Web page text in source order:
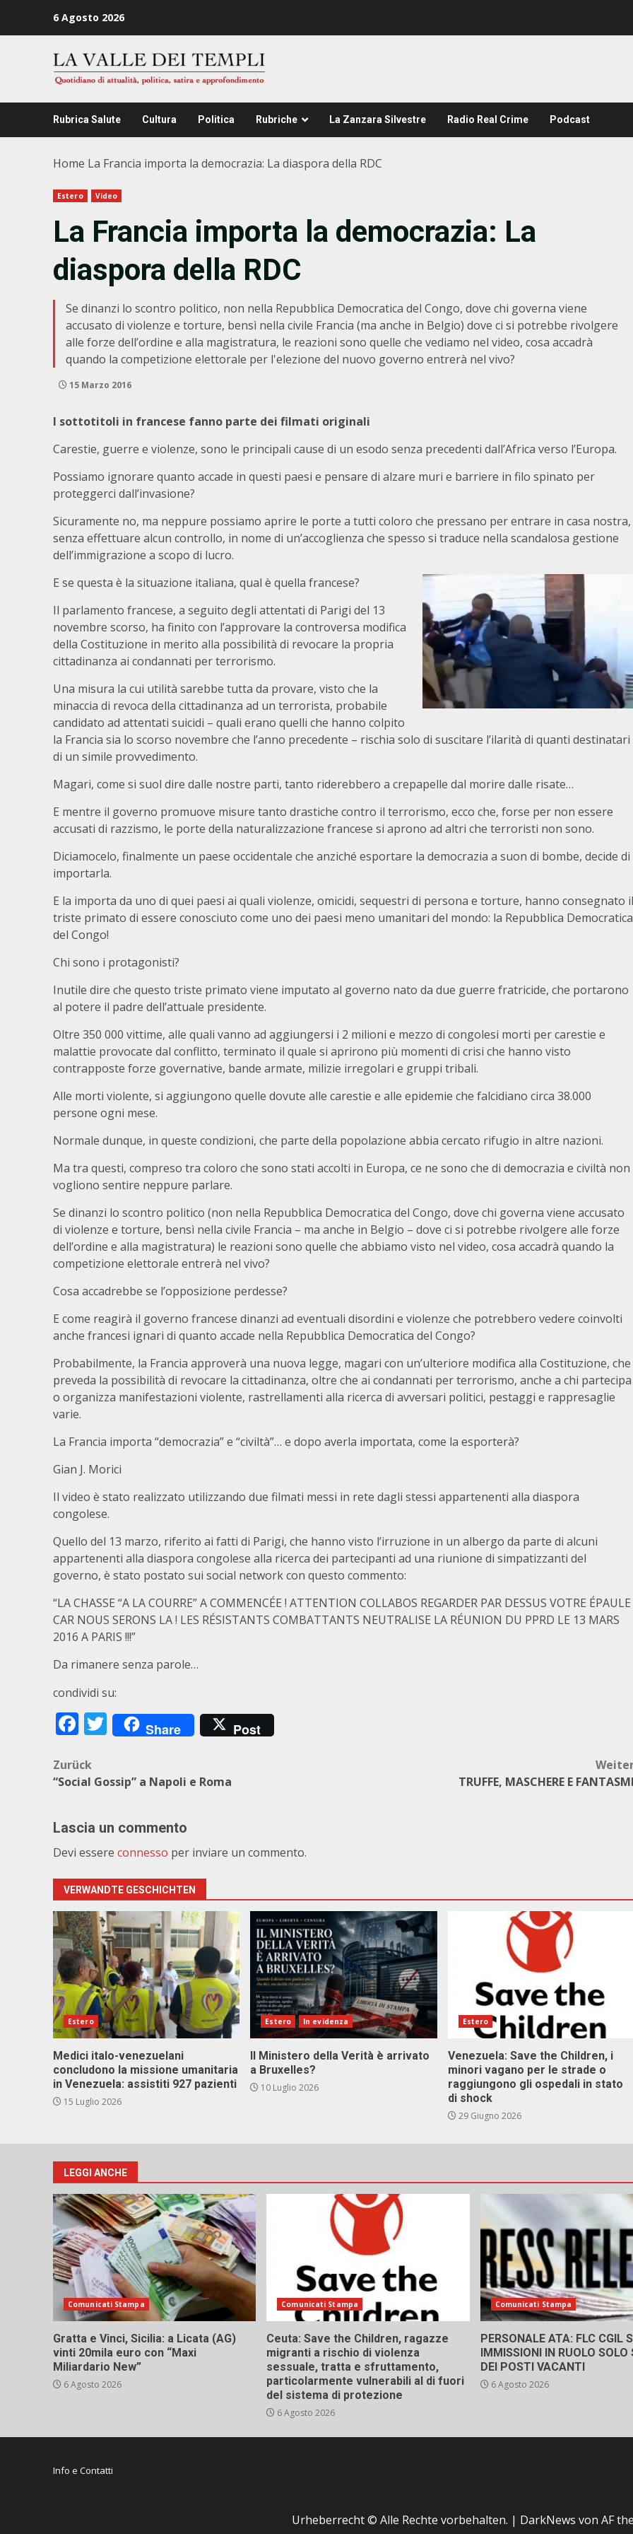
6 Agosto 2026
Rubrica Salute Cultura Politica Rubriche La Zanzara Silvestre Radio Real Crime Podcast
Home La Francia importa la democrazia: La diaspora della RDC
Estero Video
La Francia importa la democrazia: La
diaspora della RDC
Se dinanzi lo scontro politico, non nella Repubblica Democratica del Congo, dove chi governa viene
accusato di violenze e torture, bensì nella civile Francia (ma anche in Belgio) dove ci si potrebbe rivolgere
alle forze dell’ordine e alla magistratura, le reazioni sono quelle che vediamo nel video, cosa accadrà
quando la competizione elettorale per l'elezione del nuovo governo entrerà nel vivo?
15 Marzo 2016
I sottotitoli in francese fanno parte dei filmati originali
Carestie, guerre e violenze, sono le principali cause di un esodo senza precedenti dall’Africa verso l’Europa.
Possiamo ignorare quanto accade in questi paesi e pensare di alzare muri e barriere in filo spinato per
proteggerci dall’invasione?
Sicuramente no, ma neppure possiamo aprire le porte a tutti coloro che pressano per entrare in casa nostra,
senza effettuare alcun controllo, in nome di un’accoglienza che spesso si traduce nella scandalosa gestione
dell’immigrazione a scopo di lucro.
E se questa è la situazione italiana, qual è quella francese?
Il parlamento francese, a seguito degli attentati di Parigi del 13
novembre scorso, ha finito con l’approvare la controversa modifica
della Costituzione in merito alla possibilità di revocare la propria
cittadinanza ai condannati per terrorismo.
Una misura la cui utilità sarebbe tutta da provare, visto che la
minaccia di revoca della cittadinanza ad un terrorista, probabile
candidato ad attentati suicidi – quali erano quelli che hanno colpito
la Francia sia lo scorso novembre che l’anno precedente – rischia solo di suscitare l’ilarità di quanti destinatari
di un simile provvedimento.
Magari, come si suol dire dalle nostre parti, tanto riderebbero a crepapelle dal morire dalle risate…
E mentre il governo promuove misure tanto drastiche contro il terrorismo, ecco che, forse per non essere
accusati di razzismo, le porte della naturalizzazione francese si aprono ad altri che terroristi non sono.
Diciamocelo, finalmente un paese occidentale che anziché esportare la democrazia a suon di bombe, decide di
importarla.
E la importa da uno di quei paesi ai quali violenze, omicidi, sequestri di persona e torture, hanno consegnato il
triste primato di essere conosciuto come uno dei paesi meno umanitari del mondo: la Repubblica Democratica
del Congo!
Chi sono i protagonisti?
Inutile dire che questo triste primato viene imputato al governo nato da due guerre fratricide, che portarono
al potere il padre dell’attuale presidente.
Oltre 350 000 vittime, alle quali vanno ad aggiungersi i 2 milioni e mezzo di congolesi morti per carestie e
malattie provocate dal conflitto, terminato il quale si aprirono più momenti di crisi che hanno visto
contrapposte forze governative, bande armate, milizie irregolari e gruppi tribali.
Alle morti violente, si aggiungono quelle dovute alle carestie e alle epidemie che falcidiano circa 38.000
persone ogni mese.
Normale dunque, in queste condizioni, che parte della popolazione abbia cercato rifugio in altre nazioni.
Ma tra questi, compreso tra coloro che sono stati accolti in Europa, ce ne sono che di democrazia e civiltà non
vogliono sentire neppure parlare.
Se dinanzi lo scontro politico (non nella Repubblica Democratica del Congo, dove chi governa viene accusato
di violenze e torture, bensì nella civile Francia – ma anche in Belgio – dove ci si potrebbe rivolgere alle forze
dell’ordine e alla magistratura) le reazioni sono quelle che abbiamo visto nel video, cosa accadrà quando la
competizione elettorale entrerà nel vivo?
Cosa accadrebbe se l’opposizione perdesse?
E come reagirà il governo francese dinanzi ad eventuali disordini e violenze che potrebbero vedere coinvolti
anche francesi ignari di quanto accade nella Repubblica Democratica del Congo?
Probabilmente, la Francia approverà una nuova legge, magari con un’ulteriore modifica alla Costituzione, che
preveda la possibilità di revocare la cittadinanza, oltre che ai condannati per terrorismo, anche a chi partecipa
o organizza manifestazioni violente, rastrellamenti alla ricerca di avversari politici, pestaggi e rappresaglie
varie.
La Francia importa “democrazia” e “civiltà”… e dopo averla importata, come la esporterà?
Gian J. Morici
Il video è stato realizzato utilizzando due filmati messi in rete dagli stessi appartenenti alla diaspora
congolese.
Quello del 13 marzo, riferito ai fatti di Parigi, che hanno visto l’irruzione in un albergo da parte di alcuni
appartenenti alla diaspora congolese alla ricerca dei partecipanti ad una riunione di simpatizzanti del
governo, è stato postato sui social network con questo commento:
“LA CHASSE “A LA COURRE” A COMMENCÉE ! ATTENTION COLLABOS REGARDER PAR DESSUS VOTRE ÉPAULE
CAR NOUS SERONS LA ! LES RÉSISTANTS COMBATTANTS NEUTRALISE LA RÉUNION DU PPRD LE 13 MARS
2016 A PARIS !!!”
Da rimanere senza parole…
condividi su:
Facebook
Twitter
Share Post
Beitragsnavigation
Zurück
“Social Gossip” a Napoli e Roma
TRUFFE, MASCHERE E
Lascia un commento
Devi essere connesso per inviare un commento.
VERWANDTE GESCHICHTEN
Estero
Medici italo-venezuelani
concludono la missione umanitaria
in Venezuela: assistiti 927 pazienti
15 Luglio 2026
Estero In evidenza
Il Ministero della Verità è arrivato
a Bruxelles?
10 Luglio 2026
Estero
Venezuela: Save the Children, i
minori vagano per le strade o
raggiungono gli ospedali in stato
di shock
29 Giugno 2026
LEGGI ANCHE
Comunicati Stampa
Gratta e Vinci, Sicilia: a Licata (AG)
vinti 20mila euro con “Maxi
Miliardario New”
6 Agosto 2026
Comunicati Stampa
Ceuta: Save the Children, ragazze
migranti a rischio di violenza
sessuale, tratta e sfruttamento,
particolarmente vulnerabili al di fuori
del sistema di protezione
6 Agosto 2026
Comunicati Stampa
PERSONALE ATA: FLC CGIL
IMMISSIONI IN RUOLO SOLO
DEI POSTI VACANTI
6 Agosto 2026
Info e Contatti
Urheberrecht © Alle Rechte vorbehalten. | DarkNews von AF